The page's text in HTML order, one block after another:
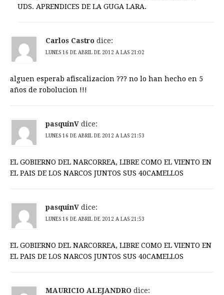
UDS. APRENDICES DE LA GUGA LARA.
Carlos Castro dice:
LUNES 16 DE ABRIL DE 2012 A LAS 21:02
alguen esperab afiscalizacion ??? no lo han hecho en 5
años de robolucion !!!
pasquinV dice:
LUNES 16 DE ABRIL DE 2012 A LAS 21:53
EL GOBIERNO DEL NARCORREA, LIBRE COMO EL VIENTO EN
EL PAIS DE LOS NARCOS JUNTOS SUS 40CAMELLOS
pasquinV dice:
LUNES 16 DE ABRIL DE 2012 A LAS 21:53
EL GOBIERNO DEL NARCORREA, LIBRE COMO EL VIENTO EN
EL PAIS DE LOS NARCOS JUNTOS SUS 40CAMELLOS
MAURICIO ALEJANDRO dice: